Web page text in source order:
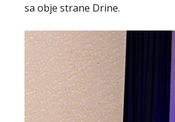
sa obje strane Drine.